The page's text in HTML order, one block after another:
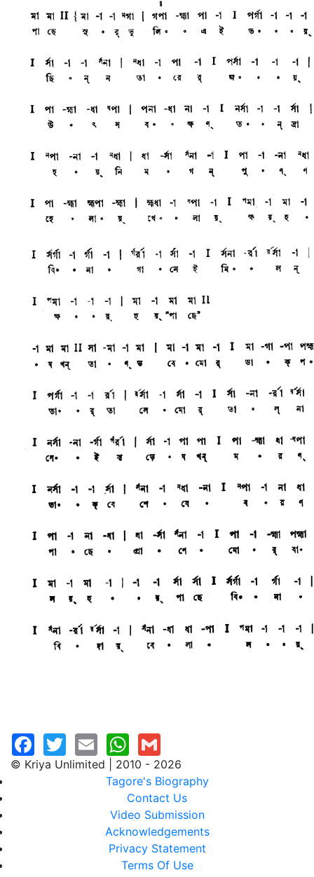
© Kriya Unlimited | 2010 - 2026
Tagore's Biography
Contact Us
Video Submission
Acknowledgements
Privacy Statement
Terms Of Use